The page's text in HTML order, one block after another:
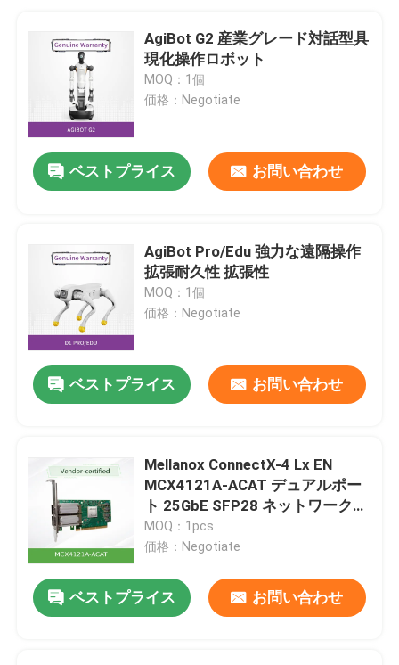
AgiBot G2 産業グレード対話型具
現化操作ロボット
MOQ：1個
価格：Negotiate
ベストプライス お問い合わせ
AgiBot Pro/Edu 強力な遠隔操作
拡張耐久性 拡張性
MOQ：1個
価格：Negotiate
ベストプライス お問い合わせ
Mellanox ConnectX-4 Lx EN
MCX4121A-ACAT デュアルポー
ト 25GbE SFP28 ネットワークイ
ンターフェースカード (RDMA お
よび RoCE サポート付き)
MOQ：1pcs
価格：Negotiate
ベストプライス お問い合わせ